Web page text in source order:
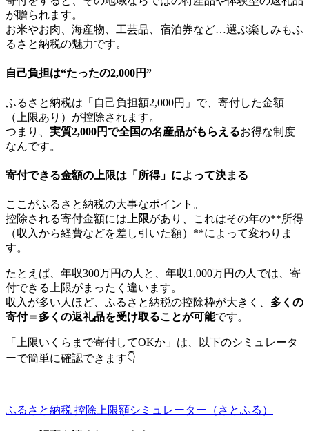
が贈られます。
お米やお肉、海産物、工芸品、宿泊券など…選ぶ楽しみもふ
るさと納税の魅力です。
自己負担は“たったの2,000円”
ふるさと納税は「自己負担額2,000円」で、寄付した金額
（上限あり）が控除されます。
つまり、 実質2,000円で全国の名産品がもらえるお得な制度
なんです。
寄付できる金額の上限は「所得」によって決まる
ここがふるさと納税の大事なポイント。
控除される寄付金額には 上限があり、これはその年の**所得
（収入から経費などを差し引いた額）**によって変わりま
す。
たとえば、年収300万円の人と、年収1,000万円の人では、寄
付できる上限がまったく違います。
収入が多い人ほど、ふるさと納税の控除枠が大きく、 多くの
寄付＝多くの返礼品を受け取ることが可能です。
「上限いくらまで寄付してOKか」は、以下のシミュレータ
ーで簡単に確認できます👇
ふるさと納税 控除上限額シミュレーター（さとふる）